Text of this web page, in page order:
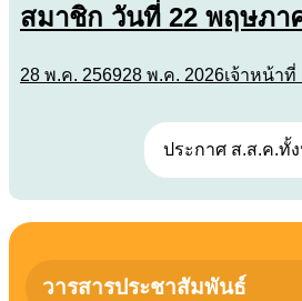
สมาชิก วันที่ 22 พฤษภา
28 พ.ค. 256928 พ.ค. 2026เจ้าหน้า
ประกาศ ส.ส.ค.ทั้
วารสารประชาสัมพันธ์